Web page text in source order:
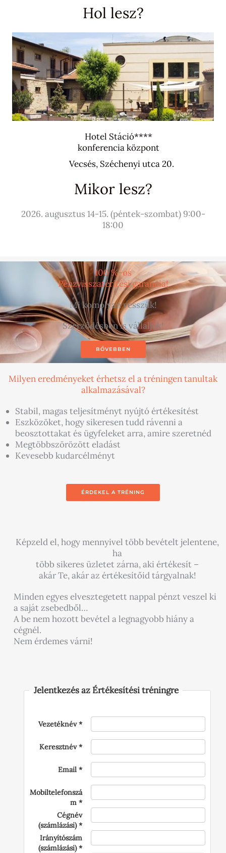
Hol lesz?
Hotel Stáció****
konferencia központ
Vecsés, Széchenyi utca 20.
Mikor lesz?
2026. augusztus 14-15. (péntek-szombat) 9:00-
18:00
100 %-os
Pénzvisszatérítési garancia!
Mi komolyan vesszük!
Szerződésben is vállaljuk!
BŐVEBBEN
Milyen eredményeket érhetsz el a tréningen tanultak
alkalmazásával?
Stabil, magas teljesítményt nyújtó értékesítést
Eszközöket, hogy sikeresen tudd rávenni a
beosztottakat és ügyfeleket arra, amire szeretnéd
Megtöbbszörözött eladást
Kevesebb kudarcélményt
ÉRDEKEL A TRÉNING
Képzeld el, hogy mennyivel több bevételt jelentene,
ha
több sikeres üzletet zárna, aki értékesít –
akár Te, akár az értékesítőid tárgyalnak!
Minden egyes elvesztegetett nappal pénzt veszel ki
a saját zsebedből…
A be nem hozott bevétel a legnagyobb hiány a
cégnél.
Nem érdemes várni!
Jelentkezés az Értékesítési tréningre
Vezetéknév
Keresztnév
Email
Mobiltelefonszá
m
Cégnév
(számlázási)
Irányítószám
(számlázási)